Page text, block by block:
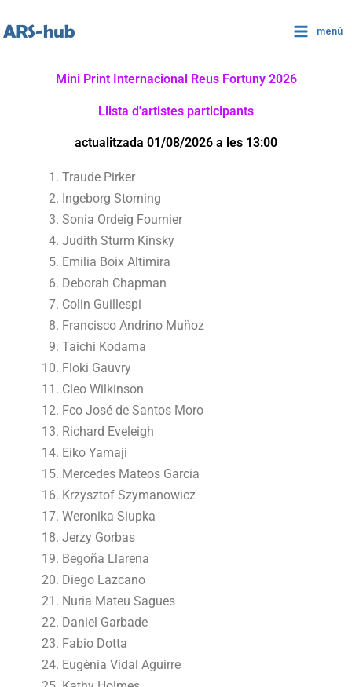
al
menú
Mini Print Internacional Reus Fortuny 2026
Llista d'artistes participants
actualitzada 01/08/2026 a les 13:00
Traude Pirker
Ingeborg Storning
Sonia Ordeig Fournier
Judith Sturm Kinsky
Emilia Boix Altimira
Deborah Chapman
Colin Guillespi
Francisco Andrino Muñoz
Taichi Kodama
Floki Gauvry
Cleo Wilkinson
Fco José de Santos Moro
Richard Eveleigh
Eiko Yamaji
Mercedes Mateos Garcia
Krzysztof Szymanowicz
Weronika Siupka
Jerzy Gorbas
Begoña Llarena
Diego Lazcano
Nuria Mateu Sagues
Daniel Garbade
Fabio Dotta
Eugènia Vidal Aguirre